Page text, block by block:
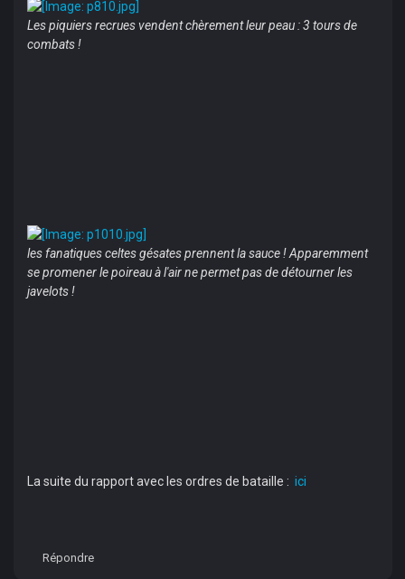
Les piquiers recrues vendent chèrement leur peau : 3 tours de
combats !
les fanatiques celtes gésates prennent la sauce ! Apparemment
se promener le poireau à l'air ne permet pas de détourner les
javelots !
La suite du rapport avec les ordres de bataille : ici
Répondre